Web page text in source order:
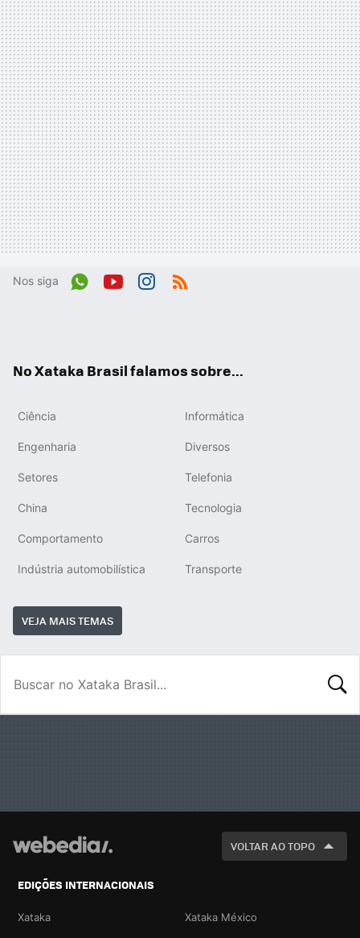
Nos siga
No Xataka Brasil falamos sobre...
Ciência Informática
Engenharia Diversos
Setores Telefonia
China Tecnologia
Comportamento Carros
Indústria automobilística Transporte
VEJA MAIS TEMAS
VOLTAR AO TOPO
EDIÇÕES INTERNACIONAIS
Xataka Xataka México